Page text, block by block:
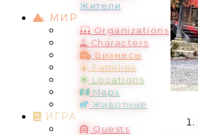
Жители
МИР
Organizations
Characters
Бизнесы
Families
Locations
Maps
Животные
ИГРА
Quests